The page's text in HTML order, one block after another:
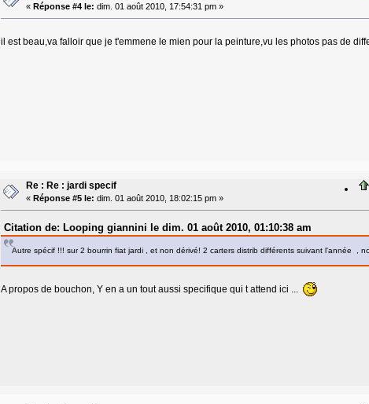
« Réponse #4 le: dim. 01 août 2010, 17:54:31 pm »
il est beau,va falloir que je t'emmene le mien pour la peinture,vu les photos pas de
Re : Re : jardi specif
« Réponse #5 le: dim. 01 août 2010, 18:02:15 pm »
Citation de: Looping giannini le dim. 01 août 2010, 01:10:38 am
Autre spécif !!! sur 2 bourrin fiat jardi , et non dérivé! 2 carters distrib différents suivant l'année ,
A propos de bouchon, Y en a un tout aussi specifique qui t attend ici ...